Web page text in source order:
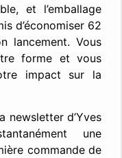
et l’emballage
d’économiser 62
lancement. Vous
forme et vous
impact sur la
newsletter d’Yves
une
commande de